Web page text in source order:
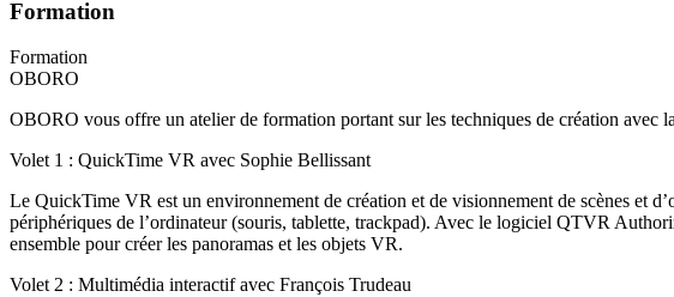
Formation
Formation
OBORO
OBORO vous offre un atelier de formation portant sur les techniques de création
Volet 1 : QuickTime VR avec Sophie Bellissant
Le QuickTime VR est un environnement de création et de visionnement de scènes et
périphériques de l’ordinateur (souris, tablette, trackpad). Avec le logiciel QTVR
ensemble pour créer les panoramas et les objets VR.
Volet 2 : Multimédia interactif avec François Trudeau